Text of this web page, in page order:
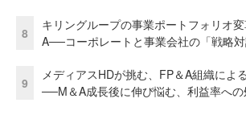
8
キリングループの事業ポートフォリオ
A──コーポレートと事業会社の「戦略
9
メディアスHDが挑む、FP＆A組織によ
──M＆A成長後に伸び悩む、利益率へ